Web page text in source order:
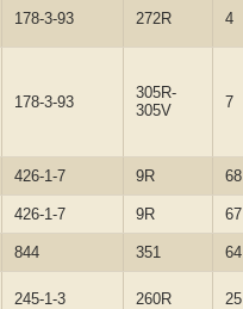
178-3-93 272R 4
178-3-93
305R-
305V
7
426-1-7 9R 68
426-1-7 9R 67
844 351 64
245-1-3 260R 25